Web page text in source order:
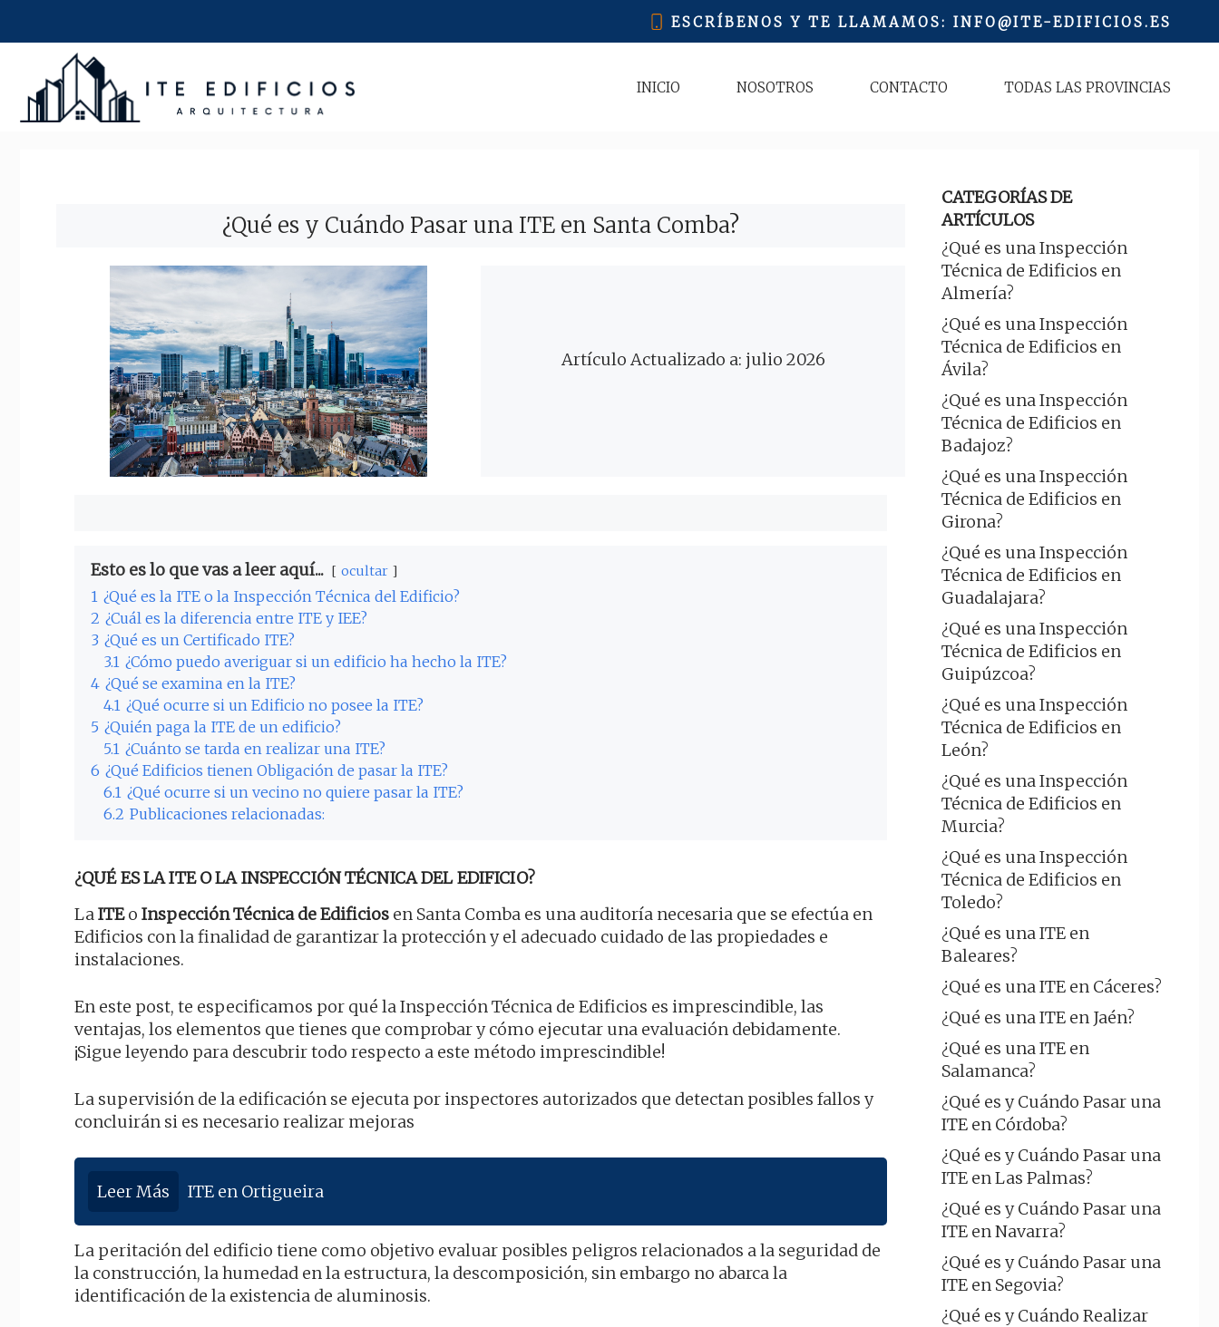
contenido
ESCRÍBENOS Y TE LLAMAMOS: INFO@ITE-EDIFICIOS.ES
INICIO NOSOTROS CONTACTO TODAS LAS PROVINCIAS
¿Qué es y Cuándo Pasar una ITE en Santa Comba?
Artículo Actualizado a: julio 2026
Esto es lo que vas a leer aquí... ocultar
1 ¿Qué es la ITE o la Inspección Técnica del Edificio?
2 ¿Cuál es la diferencia entre ITE y IEE?
3 ¿Qué es un Certificado ITE?
3.1 ¿Cómo puedo averiguar si un edificio ha hecho la ITE?
4 ¿Qué se examina en la ITE?
4.1 ¿Qué ocurre si un Edificio no posee la ITE?
5 ¿Quién paga la ITE de un edificio?
5.1 ¿Cuánto se tarda en realizar una ITE?
6 ¿Qué Edificios tienen Obligación de pasar la ITE?
6.1 ¿Qué ocurre si un vecino no quiere pasar la ITE?
6.2 Publicaciones relacionadas:
¿QUÉ ES LA ITE O LA INSPECCIÓN TÉCNICA DEL EDIFICIO?
LaITEo Inspección Técnica de Edificios en Santa Comba es una auditoría necesaria que se efectúa en
Edificios con la finalidad de garantizar la protección y el adecuado cuidado de las propiedades e
instalaciones.
En este post, te especificamos por qué la Inspección Técnica de Edificios es imprescindible, las
ventajas, los elementos que tienes que comprobar y cómo ejecutar una evaluación debidamente.
¡Sigue leyendo para descubrir todo respecto a este método imprescindible!
La supervisión de la edificación se ejecuta por inspectores autorizados que detectan posibles fallos y
concluirán si es necesario realizar mejoras
Leer Más ITE en Ortigueira
La peritación del edificio tiene como objetivo evaluar posibles peligros relacionados a la seguridad de
la construcción, la humedad en la estructura, la descomposición, sin embargo no abarca la
identificación de la existencia de aluminosis.
CATEGORÍAS DE
ARTÍCULOS
¿Qué es una Inspección
Técnica de Edificios en
Almería?
¿Qué es una Inspección
Técnica de Edificios en
Ávila?
¿Qué es una Inspección
Técnica de Edificios en
Badajoz?
¿Qué es una Inspección
Técnica de Edificios en
Girona?
¿Qué es una Inspección
Técnica de Edificios en
Guadalajara?
¿Qué es una Inspección
Técnica de Edificios en
Guipúzcoa?
¿Qué es una Inspección
Técnica de Edificios en
León?
¿Qué es una Inspección
Técnica de Edificios en
Murcia?
¿Qué es una Inspección
Técnica de Edificios en
Toledo?
¿Qué es una ITE en
Baleares?
¿Qué es una ITE en Cáceres?
¿Qué es una ITE en Jaén?
¿Qué es una ITE en
Salamanca?
¿Qué es y Cuándo Pasar una
ITE en Córdoba?
¿Qué es y Cuándo Pasar una
ITE en Las Palmas?
¿Qué es y Cuándo Pasar una
ITE en Navarra?
¿Qué es y Cuándo Pasar una
ITE en Segovia?
¿Qué es y Cuándo Realizar